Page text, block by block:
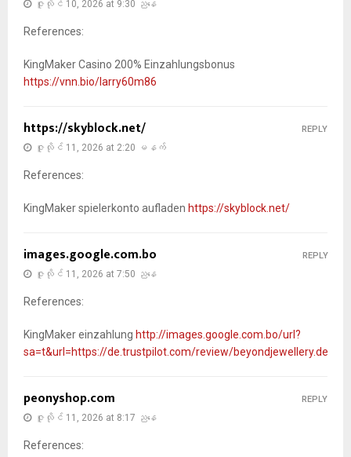
ဇူလိုင် 10, 2026 at 9:30 ညနေ
References:
KingMaker Casino 200% Einzahlungsbonus
https://vnn.bio/larry60m86
https://skyblock.net/
ဇူလိုင် 11, 2026 at 2:20 မနက်
References:
KingMaker spielerkonto aufladen https://skyblock.net/
REPLY
images.google.com.bo
ဇူလိုင် 11, 2026 at 7:50 ညနေ
References:
KingMaker einzahlung http://images.google.com.bo/url?
sa=t&url=https://de.trustpilot.com/review/beyondjewellery.de
REPLY
peonyshop.com
ဇူလိုင် 11, 2026 at 8:17 ညနေ
References:
REPLY